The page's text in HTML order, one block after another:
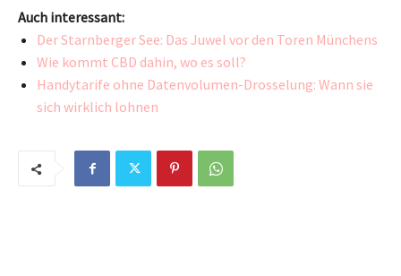
Auch interessant:
Der Starnberger See: Das Juwel vor den Toren Münchens
Wie kommt CBD dahin, wo es soll?
Handytarife ohne Datenvolumen-Drosselung: Wann sie
sich wirklich lohnen